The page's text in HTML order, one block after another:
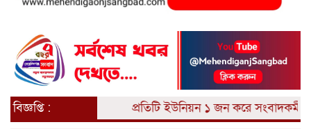
বিজ্ঞপ্তি : প্রতিটি ইউনিয়ন ১ জন করে সংবাদকর্মী